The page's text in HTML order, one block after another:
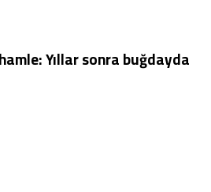
Yıllar sonra buğdayda